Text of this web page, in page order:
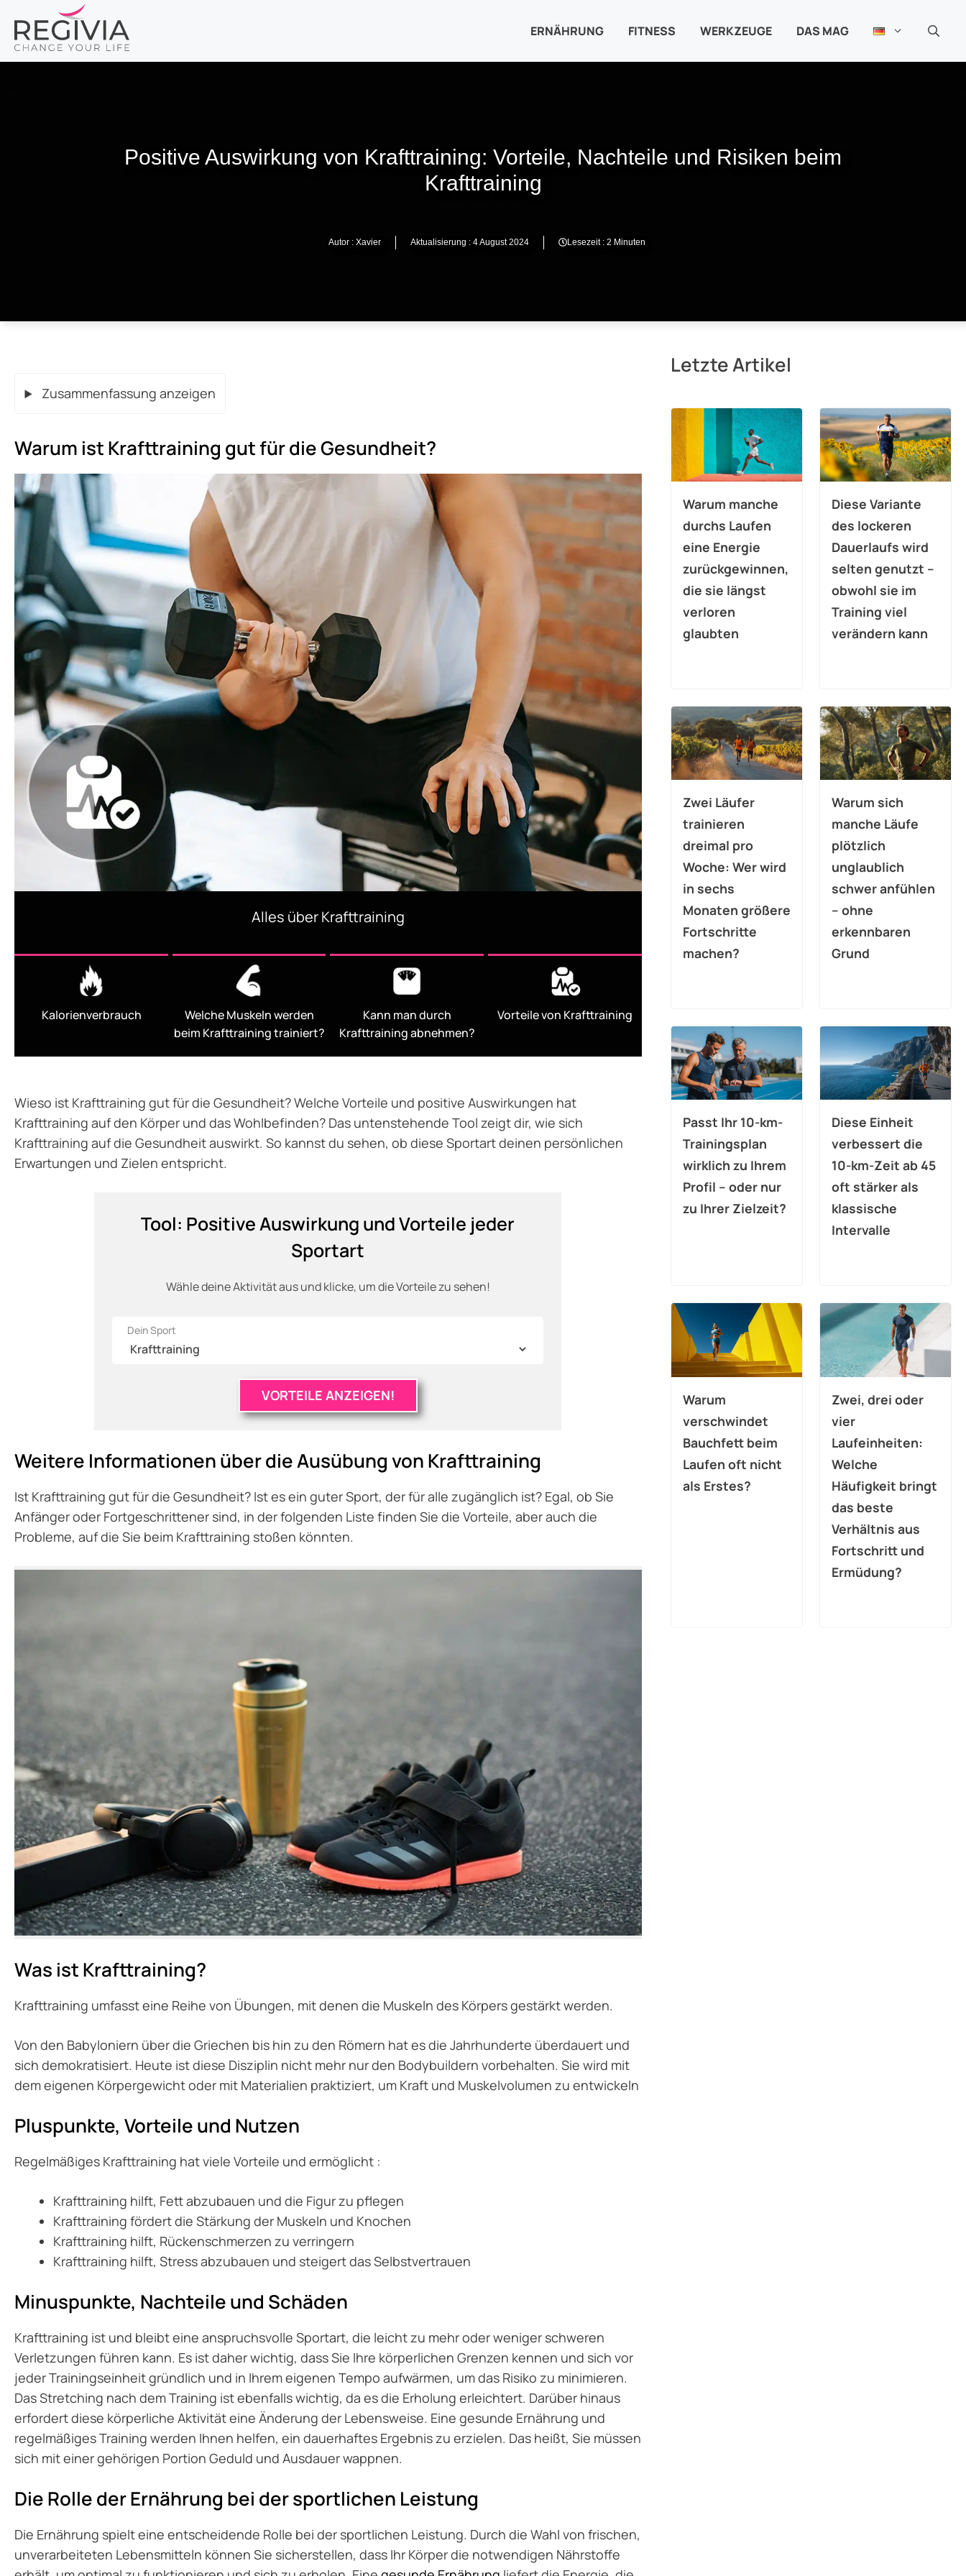
Inhalt
springen
ERNÄHRUNG FITNESS WERKZEUGE DAS MAG
Positive Auswirkung von Krafttraining: Vorteile, Nachteile und Risiken beim
Krafttraining
Autor : Xavier Aktualisierung : 4 August 2024 Lesezeit : 2 Minuten
Zusammenfassung anzeigen
Warum ist Krafttraining gut für die Gesundheit?
Alles über Krafttraining
Kalorienverbrauch
Welche Muskeln werden
beim Krafttraining trainiert?
Kann man durch
Krafttraining abnehmen?
Vorteile von Krafttraining
Wieso ist Krafttraining gut für die Gesundheit? Welche Vorteile und positive Auswirkungen hat
Krafttraining auf den Körper und das Wohlbefinden? Das untenstehende Tool zeigt dir, wie sich
Krafttraining auf die Gesundheit auswirkt. So kannst du sehen, ob diese Sportart deinen persönlichen
Erwartungen und Zielen entspricht.
Tool: Positive Auswirkung und Vorteile jeder
Sportart
Wähle deine Aktivität aus und klicke, um die Vorteile zu sehen!
Dein Sport
VORTEILE ANZEIGEN!
Weitere Informationen über die Ausübung von Krafttraining
Ist Krafttraining gut für die Gesundheit? Ist es ein guter Sport, der für alle zugänglich ist? Egal, ob Sie
Anfänger oder Fortgeschrittener sind, in der folgenden Liste finden Sie die Vorteile, aber auch die
Probleme, auf die Sie beim Krafttraining stoßen könnten.
Was ist Krafttraining?
Krafttraining umfasst eine Reihe von Übungen, mit denen die Muskeln des Körpers gestärkt werden.
Von den Babyloniern über die Griechen bis hin zu den Römern hat es die Jahrhunderte überdauert und
sich demokratisiert. Heute ist diese Disziplin nicht mehr nur den Bodybuildern vorbehalten. Sie wird mit
dem eigenen Körpergewicht oder mit Materialien praktiziert, um Kraft und Muskelvolumen zu entwickeln
Pluspunkte, Vorteile und Nutzen
Regelmäßiges Krafttraining hat viele Vorteile und ermöglicht :
Krafttraining hilft, Fett abzubauen und die Figur zu pflegen
Krafttraining fördert die Stärkung der Muskeln und Knochen
Krafttraining hilft, Rückenschmerzen zu verringern
Krafttraining hilft, Stress abzubauen und steigert das Selbstvertrauen
Minuspunkte, Nachteile und Schäden
Krafttraining ist und bleibt eine anspruchsvolle Sportart, die leicht zu mehr oder weniger schweren
Verletzungen führen kann. Es ist daher wichtig, dass Sie Ihre körperlichen Grenzen kennen und sich vor
jeder Trainingseinheit gründlich und in Ihrem eigenen Tempo aufwärmen, um das Risiko zu minimieren.
Das Stretching nach dem Training ist ebenfalls wichtig, da es die Erholung erleichtert. Darüber hinaus
erfordert diese körperliche Aktivität eine Änderung der Lebensweise. Eine gesunde Ernährung und
regelmäßiges Training werden Ihnen helfen, ein dauerhaftes Ergebnis zu erzielen. Das heißt, Sie müssen
sich mit einer gehörigen Portion Geduld und Ausdauer wappnen.
Die Rolle der Ernährung bei der sportlichen Leistung
Die Ernährung spielt eine entscheidende Rolle bei der sportlichen Leistung. Durch die Wahl von frischen,
unverarbeiteten Lebensmitteln können Sie sicherstellen, dass Ihr Körper die notwendigen Nährstoffe
Letzte Artikel
Warum manche
durchs Laufen
eine Energie
zurückgewinnen,
die sie längst
verloren
glaubten
Diese Variante
des lockeren
Dauerlaufs wird
selten genutzt –
obwohl sie im
Training viel
verändern kann
Zwei Läufer
trainieren
dreimal pro
Woche: Wer wird
in sechs
Monaten größere
Fortschritte
machen?
Warum sich
manche Läufe
plötzlich
unglaublich
schwer anfühlen
– ohne
erkennbaren
Grund
Passt Ihr 10-km-
Trainingsplan
wirklich zu Ihrem
Profil – oder nur
zu Ihrer Zielzeit?
Diese Einheit
verbessert die
10-km-Zeit ab 45
oft stärker als
klassische
Intervalle
Warum
verschwindet
Bauchfett beim
Laufen oft nicht
als Erstes?
Zwei, drei oder
vier
Laufeinheiten:
Welche
Häufigkeit bringt
das beste
Verhältnis aus
Fortschritt und
Ermüdung?